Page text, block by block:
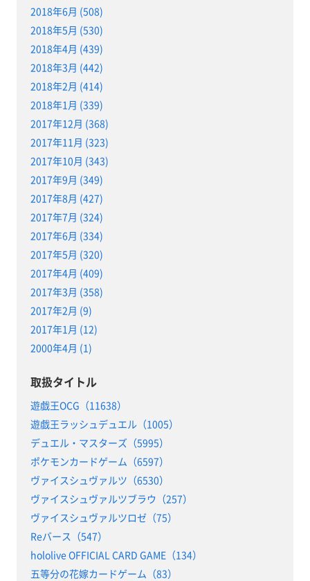
2018年6月 (508)
2018年5月 (530)
2018年4月 (439)
2018年3月 (442)
2018年2月 (414)
2018年1月 (339)
2017年12月 (368)
2017年11月 (323)
2017年10月 (343)
2017年9月 (349)
2017年8月 (427)
2017年7月 (324)
2017年6月 (334)
2017年5月 (320)
2017年4月 (409)
2017年3月 (358)
2017年2月 (9)
2017年1月 (12)
2000年4月 (1)
取扱タイトル
遊戯王OCG（11638）
遊戯王ラッシュデュエル（1005）
デュエル・マスターズ（5995）
ポケモンカードゲーム（6597）
ヴァイスシュヴァルツ（6530）
ヴァイスシュヴァルツブラウ（257）
ヴァイスシュヴァルツロゼ（75）
Reバース（547）
hololive OFFICIAL CARD GAME（134）
五等分の花嫁カードゲーム（83）